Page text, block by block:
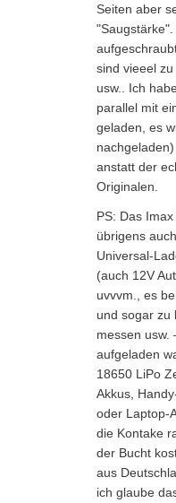
Seiten aber
sind vieeel
usw.. Ich
parallel mit
geladen, es
anstatt der
Originalen.
PS: Das
übrigens
Universal-
(auch 12V
uvvvm., es
und sogar zu
messen usw.
aufgeladen
18650 LiPo
Akkus,
oder Laptop-
die Kontake
der Bucht
aus
ich glaube